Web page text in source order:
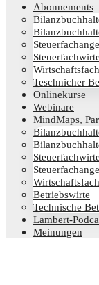
Abon­ne­ments
Steu­er­fach­wir­te
Teschni­cher
Online­kur­se
Web­i­na­re
Mind­Maps,
Steu­er­fach­wir­te
Betriebs­wir­te
Tech­ni­sche
Lam­­bert-
Mei­nun­gen